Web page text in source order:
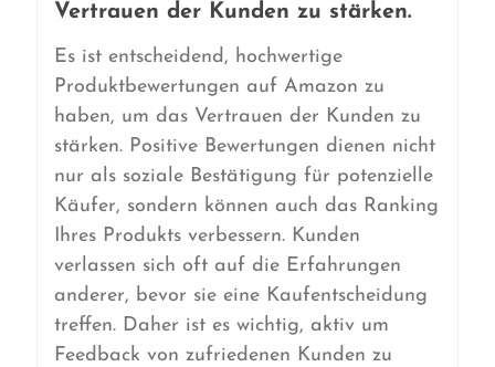
Vertrauen der Kunden zu stärken.
Es ist entscheidend, hochwertige
Produktbewertungen auf Amazon zu
haben, um das Vertrauen der Kunden zu
stärken. Positive Bewertungen dienen nicht
nur als soziale Bestätigung für potenzielle
Käufer, sondern können auch das Ranking
Ihres Produkts verbessern. Kunden
verlassen sich oft auf die Erfahrungen
anderer, bevor sie eine Kaufentscheidung
treffen. Daher ist es wichtig, aktiv um
Feedback von zufriedenen Kunden zu